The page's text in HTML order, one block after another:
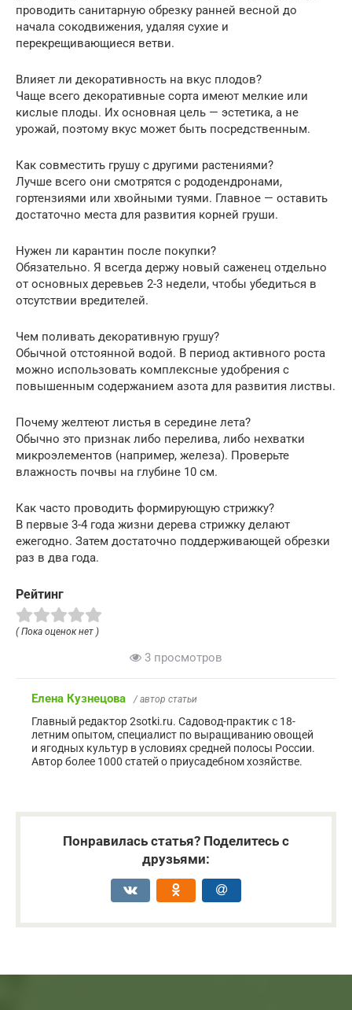
проводить санитарную обрезку ранней весной до
начала сокодвижения, удаляя сухие и
перекрещивающиеся ветви.
Влияет ли декоративность на вкус плодов?
Чаще всего декоративные сорта имеют мелкие или
кислые плоды. Их основная цель — эстетика, а не
урожай, поэтому вкус может быть посредственным.
Как совместить грушу с другими растениями?
Лучше всего они смотрятся с рододендронами,
гортензиями или хвойными туями. Главное — оставить
достаточно места для развития корней груши.
Нужен ли карантин после покупки?
Обязательно. Я всегда держу новый саженец отдельно
от основных деревьев 2-3 недели, чтобы убедиться в
отсутствии вредителей.
Чем поливать декоративную грушу?
Обычной отстоянной водой. В период активного роста
можно использовать комплексные удобрения с
повышенным содержанием азота для развития листвы.
Почему желтеют листья в середине лета?
Обычно это признак либо перелива, либо нехватки
микроэлементов (например, железа). Проверьте
влажность почвы на глубине 10 см.
Как часто проводить формирующую стрижку?
В первые 3-4 года жизни дерева стрижку делают
ежегодно. Затем достаточно поддерживающей обрезки
раз в два года.
Рейтинг
( Пока оценок нет )
3 просмотров
Елена Кузнецова / автор статьи
Главный редактор 2sotki.ru. Садовод-практик с 18-
летним опытом, специалист по выращиванию овощей
и ягодных культур в условиях средней полосы России.
Автор более 1000 статей о приусадебном хозяйстве.
Понравилась статья? Поделитесь с
друзьями: